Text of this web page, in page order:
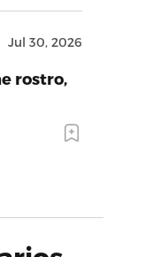
Jul 30, 2026
rostro,